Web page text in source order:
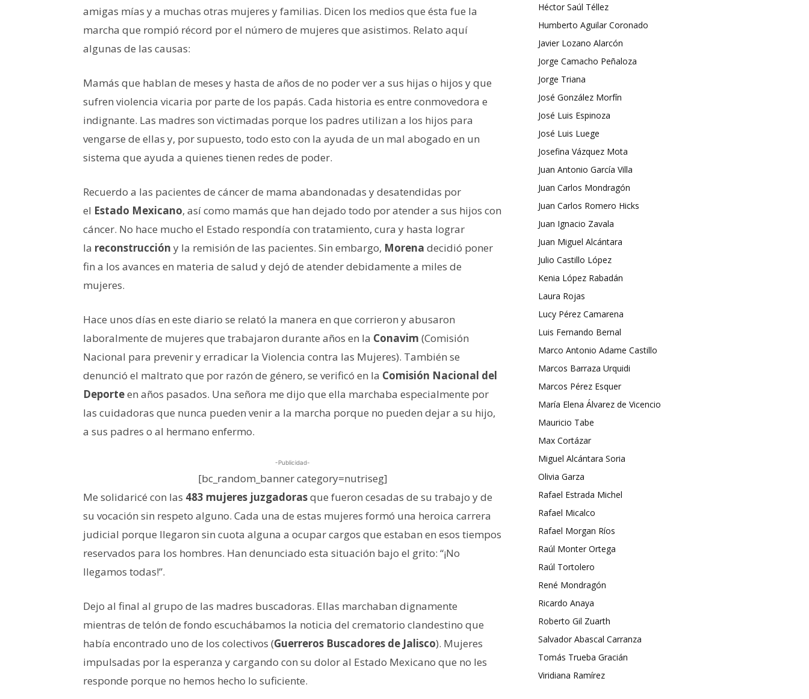
amigas mías y a muchas otras mujeres y familias. Dicen los medios que ésta fue la
marcha que rompió récord por el número de mujeres que asistimos. Relato aquí
algunas de las causas:
Mamás que hablan de meses y hasta de años de no poder ver a sus hijas o hijos y que
sufren violencia vicaria por parte de los papás. Cada historia es entre conmovedora e
indignante. Las madres son victimadas porque los padres utilizan a los hijos para
vengarse de ellas y, por supuesto, todo esto con la ayuda de un mal abogado en un
sistema que ayuda a quienes tienen redes de poder.
Recuerdo a las pacientes de cáncerde mama abandonadas y desatendidas por
el Estado Mexicano, así como mamás que han dejado todo por atender a sus hijos con
cáncer. No hace mucho el Estado respondía con tratamiento, cura y hasta lograr
la reconstrucción y la remisión de las pacientes. Sin embargo, Morena decidió poner
fin a los avances en materia de salud y dejó de atender debidamente a miles de
mujeres.
Hace unos días en este diario se relató la manera en que corrieron y abusaron
laboralmente de mujeres que trabajaron durante años en la Conavim (Comisión
Nacional para prevenir y erradicar la Violencia contra las Mujeres). También se
denunció el maltrato que por razón de género, se verificó en la Comisión Nacional del
Deporteen años pasados. Una señora me dijo que ella marchaba especialmente por
las cuidadoras que nunca pueden venir a la marcha porque no pueden dejar a su hijo,
a sus padres o al hermano enfermo.
-Publicidad-
[bc_random_banner category=nutriseg]
Me solidaricé con las 483 mujeres juzgadorasque fueron cesadas de su trabajo y de
su vocación sin respeto alguno. Cada una de estas mujeres formó una heroica carrera
judicial porque llegaron sin cuota alguna a ocupar cargos que estaban en esos tiempos
reservados para los hombres. Han denunciado esta situación bajo el grito: “¡No
llegamos todas!”.
Dejo al final al grupo de las madres buscadoras. Ellas marchaban dignamente
mientras de telón de fondo escuchábamos la noticia del crematorio clandestino que
había encontrado uno de los colectivos (Guerreros Buscadores de Jalisco). Mujeres
impulsadas por la esperanza y cargando con su dolor al Estado Mexicano que no les
responde porque no hemos hecho lo suficiente.
Héctor Saúl Téllez
Humberto Aguilar Coronado
Javier Lozano Alarcón
Jorge Camacho Peñaloza
Jorge Triana
José González Morfín
José Luis Espinoza
José Luis Luege
Josefina Vázquez Mota
Juan Antonio García Villa
Juan Carlos Mondragón
Juan Carlos Romero Hicks
Juan Ignacio Zavala
Juan Miguel Alcántara
Julio Castillo López
Kenia López Rabadán
Laura Rojas
Lucy Pérez Camarena
Luis Fernando Bernal
Marco Antonio Adame Castillo
Marcos Barraza Urquidi
Marcos Pérez Esquer
María Elena Álvarez de Vicencio
Mauricio Tabe
Max Cortázar
Miguel Alcántara Soria
Olivia Garza
Rafael Estrada Michel
Rafael Micalco
Rafael Morgan Ríos
Raúl Monter Ortega
Raúl Tortolero
René Mondragón
Ricardo Anaya
Roberto Gil Zuarth
Salvador Abascal Carranza
Tomás Trueba Gracián
Viridiana Ramírez